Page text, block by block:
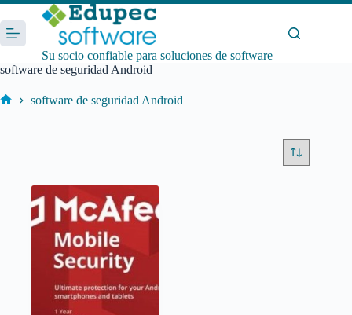
Saltar
al
contenido
Su socio confiable para soluciones de software
software de seguridad Android
software de seguridad Android